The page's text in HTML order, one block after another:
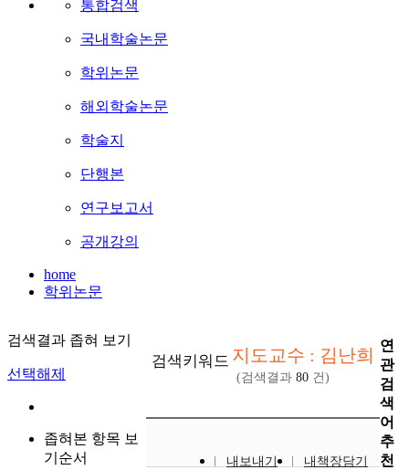
통합검색
국내학술논문
학위논문
해외학술논문
학술지
단행본
연구보고서
공개강의
home
학위논문
검색결과 좁혀 보기
선택해제
좁혀본 항목 보
기순서
검색키워드 지도교수 : 김난희
(검색결과 80 건)
내보내기
내책장담기
연
관
검
색
어
추
천